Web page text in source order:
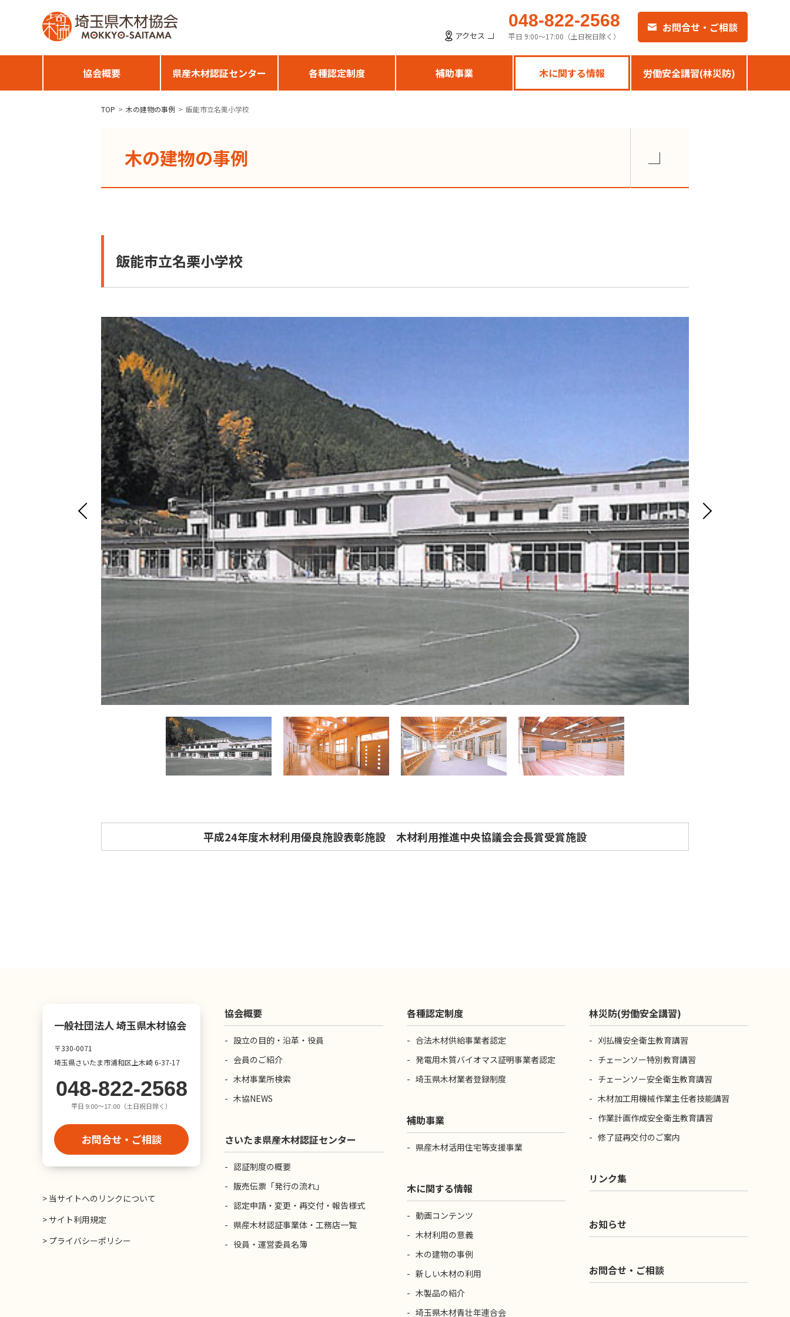
アクセス
048-822-2568
平日 9:00〜17:00（土日祝日除く）
お問合せ・ご相談
協会概要 県産木材認証センター 各種認定制度 補助事業 木に関する情報 労働安全講習(林災防)
TOP 木の建物の事例 飯能市立名栗小学校
木の建物の事例
飯能市立名栗小学校
平成24年度木材利用優良施設表彰施設 木材利用推進中央協議会会長賞受賞施設
一般社団法人 埼玉県木材協会
〒330-0071
埼玉県さいたま市浦和区上木崎 6-37-17
048-822-2568
平日 9:00〜17:00（土日祝日除く）
お問合せ・ご相談
> 当サイトへのリンクについて
> サイト利用規定
> プライバシーポリシー
協会概要
設立の目的・沿革・役員
会員のご紹介
木材事業所検索
木協NEWS
さいたま県産木材認証センター
認証制度の概要
販売伝票「発行の流れ」
認定申請・変更・再交付・報告様式
県産木材認証事業体・工務店一覧
役員・運営委員名簿
各種認定制度
合法木材供給事業者認定
発電用木質バイオマス証明事業者認定
埼玉県木材業者登録制度
補助事業
県産木材活用住宅等支援事業
木に関する情報
動画コンテンツ
木材利用の意義
木の建物の事例
新しい木材の利用
木製品の紹介
埼玉県木材青壮年連合会
林災防(労働安全講習)
刈払機安全衛生教育講習
チェーンソー特別教育講習
チェーンソー安全衛生教育講習
木材加工用機械作業主任者技能講習
作業計画作成安全衛生教育講習
修了証再交付のご案内
リンク集
お知らせ
お問合せ・ご相談